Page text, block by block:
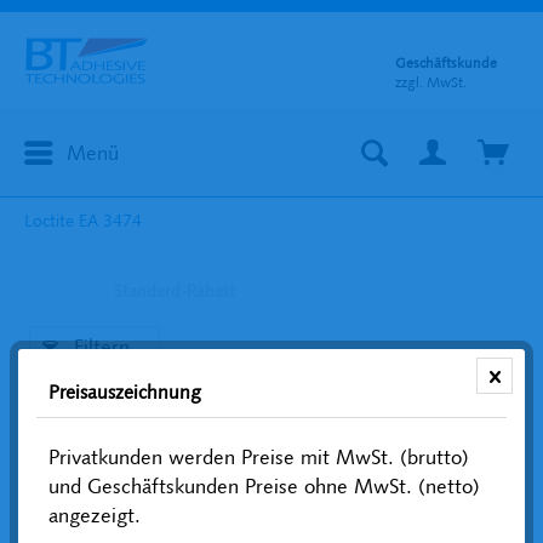
Menü
Geschäftskunde
zzgl. MwSt.
Loctite EA 3474
Filtern
Preisauszeichnung
Privatkunden werden Preise mit MwSt. (brutto)
und Geschäftskunden Preise ohne MwSt. (netto)
angezeigt.